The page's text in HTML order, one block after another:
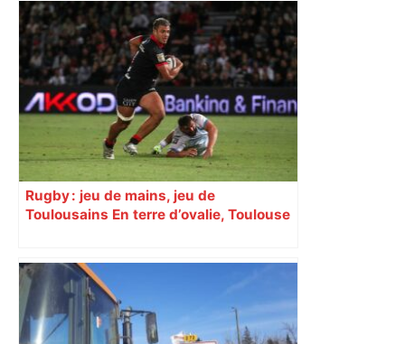
Rugby : jeu de mains, jeu de
Toulousains En terre d’ovalie, Toulouse
revendiquant surtout son art du jeu en
mouvement, vif et spectaculaire.
Décryptage. Série (4 / 10)